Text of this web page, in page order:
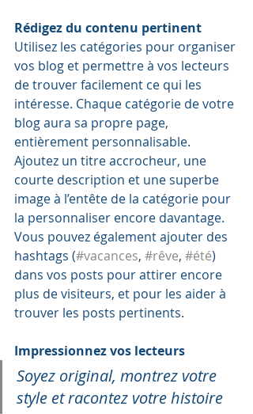
Rédigez du contenu pertinent
Utilisez les catégories pour organiser
vos blog et permettre à vos lecteurs
de trouver facilement ce qui les
intéresse. Chaque catégorie de votre
blog aura sa propre page,
entièrement personnalisable.
Ajoutez un titre accrocheur, une
courte description et une superbe
image à l’entête de la catégorie pour
la personnaliser encore davantage.
Vous pouvez également ajouter des
hashtags (#vacances, #rêve, #été)
dans vos posts pour attirer encore
plus de visiteurs, et pour les aider à
trouver les posts pertinents.
Impressionnez vos lecteurs
Soyez original, montrez votre
style et racontez votre histoire